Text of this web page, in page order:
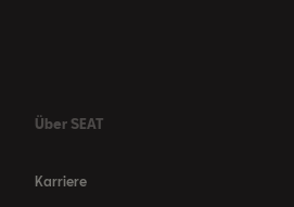
Über SEAT
Karriere